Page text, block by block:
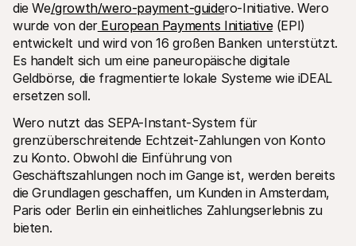
die We/growth/wero-payment-guidero-Initiative. Wero
wurde von der European Payments Initiative (EPI)
entwickelt und wird von 16 großen Banken unterstützt.
Es handelt sich um eine paneuropäische digitale
Geldbörse, die fragmentierte lokale Systeme wie iDEAL
ersetzen soll.
Wero nutzt das SEPA-Instant-System für
grenzüberschreitende Echtzeit-Zahlungen von Konto
zu Konto. Obwohl die Einführung von
Geschäftszahlungen noch im Gange ist, werden bereits
die Grundlagen geschaffen, um Kunden in Amsterdam,
Paris oder Berlin ein einheitliches Zahlungserlebnis zu
bieten.